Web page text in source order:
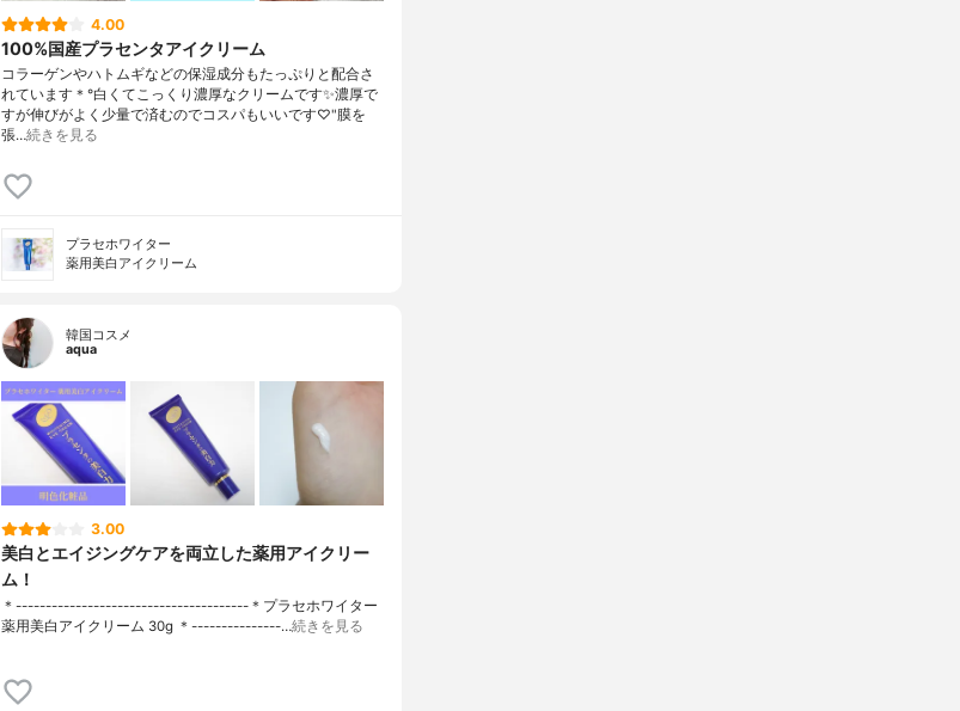
4.00
100%国産プラセンタアイクリーム
コラーゲンやハトムギなどの保湿成分もたっぷりと配合さ
れています＊°白くてこっくり濃厚なクリームです✨濃厚で
すが伸びがよく少量で済むのでコスパもいいです♡"膜を
張…続きを見る
プラセホワイター
薬用美白アイクリーム
韓国コスメ
aqua
3.00
美白とエイジングケアを両立した薬用アイクリー
ム！
＊---------------------------------------＊プラセホワイター
薬用美白アイクリーム 30g ＊---------------…続きを見る